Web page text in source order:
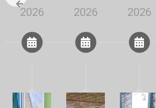
2026
2026
2026